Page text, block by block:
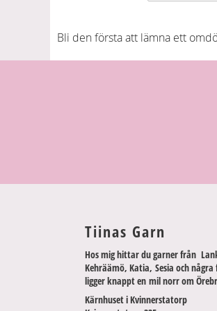
Bli den första att lämna ett
Tiinas Garn
Hos mig hittar du garner från
Kehräämö, Katia, Sesia och
ligger knappt en mil norr om
Kärnhuset i Kvinnerstatorp